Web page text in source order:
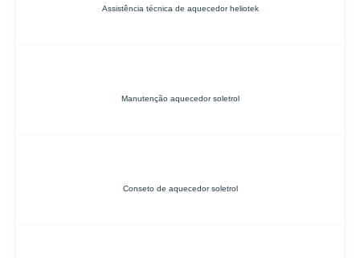
Assistência técnica de aquecedor heliotek
Manutenção aquecedor soletrol
Conseto de aquecedor soletrol